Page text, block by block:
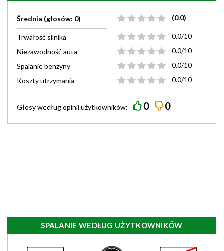
Średnia (głosów: 0) (0.0)
Trwałość silnika
0.0/10
Niezawodność auta
0.0/10
Spalanie benzyny
0.0/10
Koszty utrzymania
0.0/10
Głosy wedługopiniiużytkowników: 0 0
SPALANIE WEDŁUG UŻYTKOWNIKÓW